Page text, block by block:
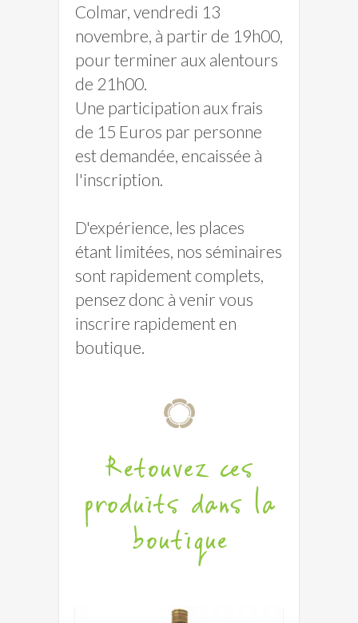
Colmar, vendredi 13
novembre, à partir de 19h00,
pour terminer aux alentours
de 21h00.
Une participation aux frais
de 15 Euros par personne
est demandée, encaissée à
l'inscription.
D'expérience, les places
étant limitées, nos séminaires
sont rapidement complets,
pensez donc à venir vous
inscrire rapidement en
boutique.
Retouvez ces
produits dans la
boutique